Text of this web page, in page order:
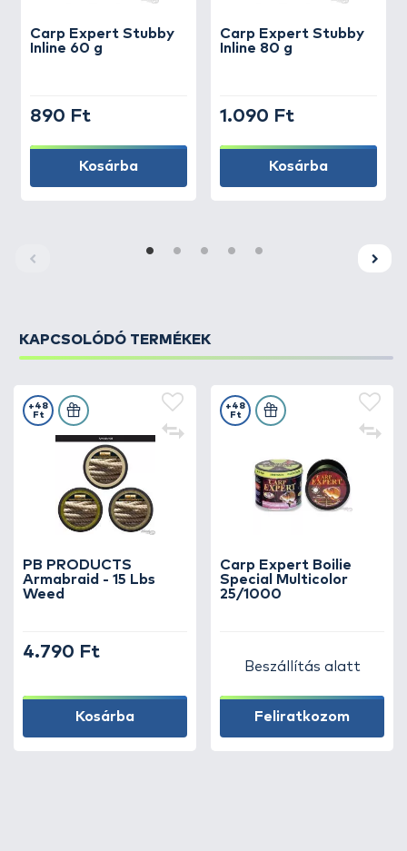
Carp Expert Stubby
Inline 60 g
890 Ft
Kosárba
Carp Expert Stubby
Inline 80 g
1.090 Ft
Kosárba
KAPCSOLÓDÓ TERMÉKEK
PB PRODUCTS
Armabraid - 15 Lbs
Weed
+48
Ft
4.790 Ft
Kosárba
Carp Expert Boilie
Special Multicolor
25/1000
+48
Ft
Beszállítás alatt
Feliratkozom